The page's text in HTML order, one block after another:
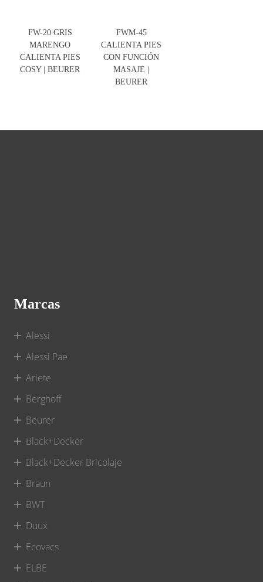
FW-20 GRIS
MARENGO
CALIENTA PIES
COSY | BEURER
FWM-45
CALIENTA PIES
CON FUNCIÓN
MASAJE |
BEURER
Marcas
Alessi
Alessi Pae
Ariete
Berghoff
Beurer
Black+Decker
Black+Decker Bricolaje
Braun
BWT
Duux
Ecovacs
ELBE